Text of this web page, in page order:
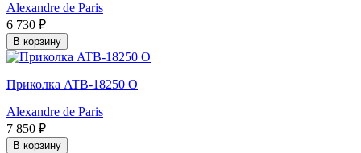
Alexandre de Paris
6 730 ₽
В корзину
Приколка ATB-18250 O
Alexandre de Paris
7 850 ₽
В корзину